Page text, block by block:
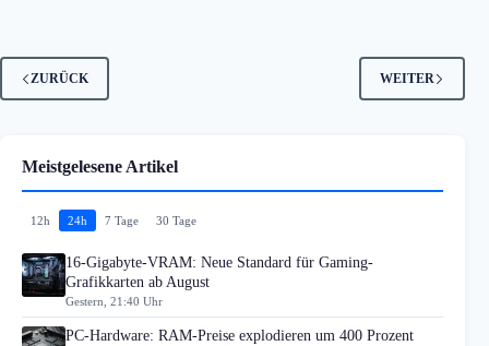
ZURÜCK WEITER
Meistgelesene Artikel
12h 24h 7 Tage 30 Tage
16-Gigabyte-VRAM: Neue Standard für Gaming-
Grafikkarten ab August
Gestern, 21:40 Uhr
PC-Hardware: RAM-Preise explodieren um 400 Prozent